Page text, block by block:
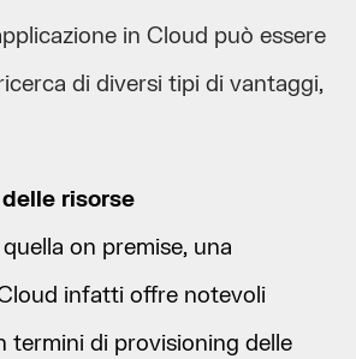
in Cloud può essere
di diversi tipi di vantaggi,
risorse
on premise, una
infatti offre notevoli
termini di provisioning delle